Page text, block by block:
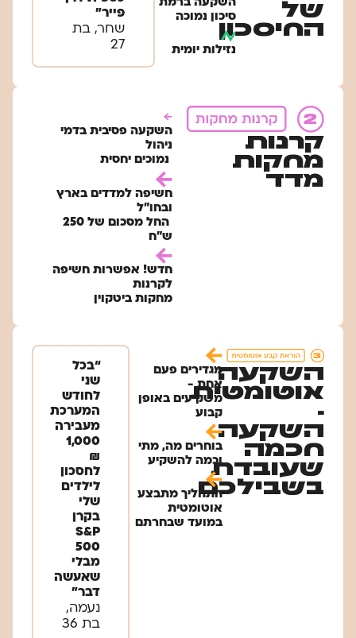
של
החיסכון
השקעה ברמת
סיכון נמוכה
נזילות יומית
פייר״
שחר, בת
27
קרנות
מחקות
מדד
השקעה פסיבית בדמי
ניהול
​ נמוכים יחסית
חשיפה למדדים בארץ
ובחו"ל
​​ החל מסכום של 250
ש"ח
חדש! אפשרות חשיפה
לקרנות
מחקות ביטקוין
השקעה
אוטומטית
-
השקעה
חכמה
שעובדת
בשבילכם
מגדירים פעם
אחת -
משקיעים באופן
קבוע
בוחרים מה, מתי
וכמה להשקיע
התהליך מתבצע
אוטומטית
במועד שבחרתם
“בכל
שני
לחודש
המערכת
מעבירה
1,000
₪
לחסכון
לילדים
שלי
בקרן
S&P
500
מבלי
שאעשה
דבר״
נעמה,
בת 36